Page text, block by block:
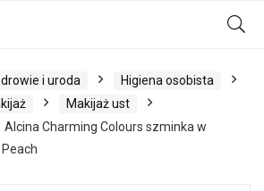
i uroda
Higiena osobista
Makijaż ust
Alcina Charming Colours szminka w